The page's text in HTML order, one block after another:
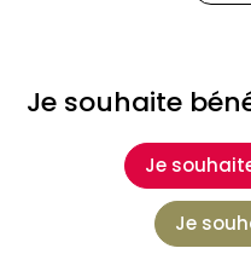
Je souhaite
Je
Je